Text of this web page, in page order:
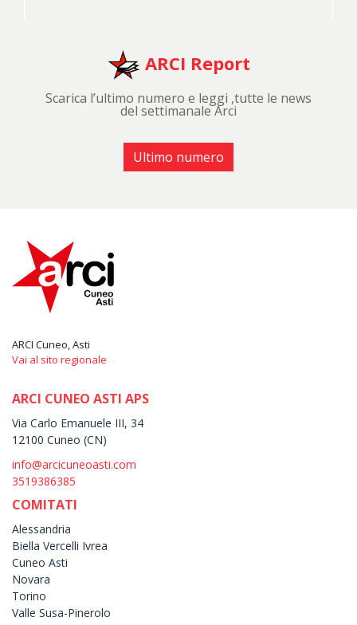
ARCI Report
Scarica l’ultimo numero e leggi ,tutte le news
del settimanale Arci
Ultimo numero
ARCI Cuneo, Asti
Vai al sito regionale
ARCI CUNEO ASTI APS
Via Carlo Emanuele III, 34
12100 Cuneo (CN)
info@arcicuneoasti.com
3519386385
COMITATI
Alessandria
Biella Vercelli Ivrea
Cuneo Asti
Novara
Torino
Valle Susa-Pinerolo